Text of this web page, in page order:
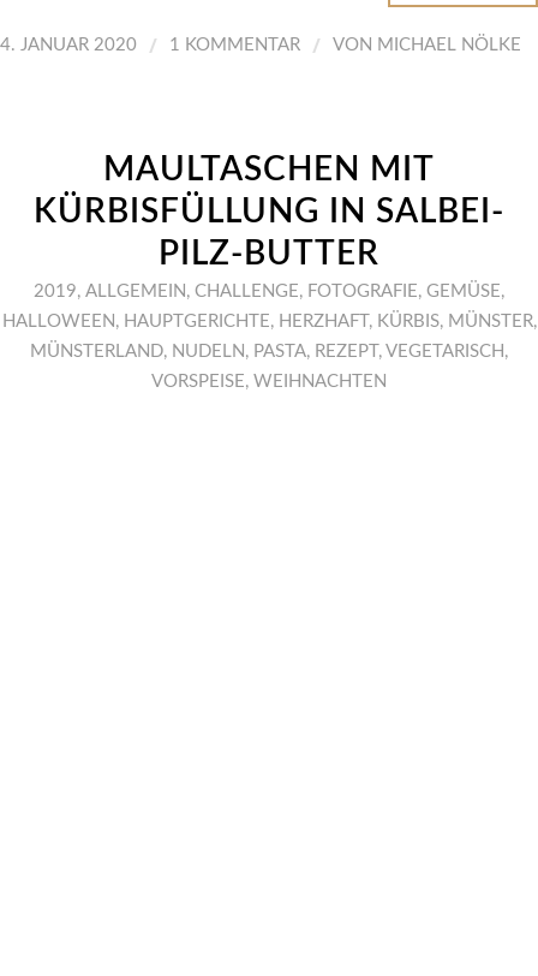
4. JANUAR 2020 / 1 KOMMENTAR / VON MICHAEL NÖLKE
MAULTASCHEN MIT
KÜRBISFÜLLUNG IN SALBEI-
PILZ-BUTTER
2019, ALLGEMEIN , CHALLENGE, FOTOGRAFIE, GEMÜSE,
HALLOWEEN , HAUPTGERICHTE, HERZHAFT , KÜRBIS, MÜNSTER,
MÜNSTERLAND, NUDELN , PASTA, REZEPT , VEGETARISCH ,
VORSPEISE, WEIHNACHTEN